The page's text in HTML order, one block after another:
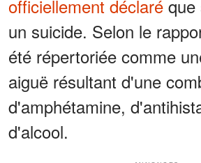
officiellement déclaré que
un suicide. Selon le
été répertoriée comme
aiguë résultant d'une
d'amphétamine,
d'alcool.